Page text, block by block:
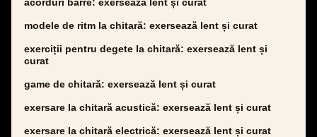
acorduri barre: exersează lent și curat
modele de ritm la chitară: exersează lent și curat
exerciții pentru degete la chitară: exersează lent și
curat
game de chitară: exersează lent și curat
exersare la chitară acustică: exersează lent și curat
exersare la chitară electrică: exersează lent și curat